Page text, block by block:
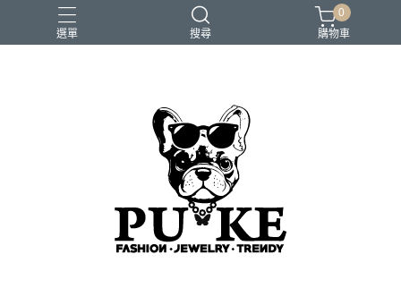
選單 搜尋
0
購物車